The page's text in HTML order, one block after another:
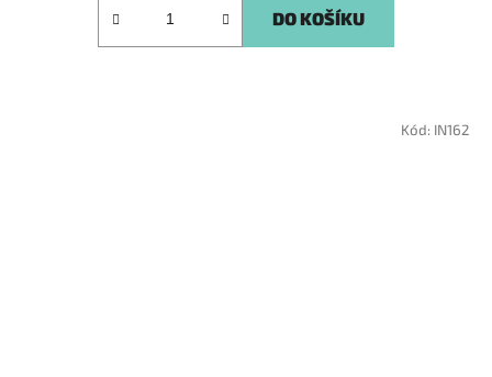
DO KOŠÍKU
Kód: IN162